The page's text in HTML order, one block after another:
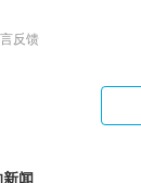
反馈
新闻